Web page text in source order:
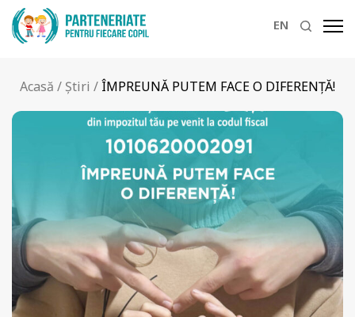
EN
Acasă / Știri /ÎMPREUNĂ PUTEM FACE O DIFERENȚĂ!